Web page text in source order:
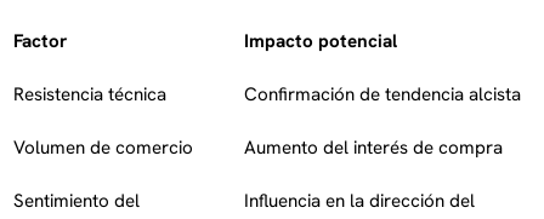
Factor Impacto potencial
Resistencia técnica Confirmación de tendencia alcista
Volumen de comercio Aumento del interés de compra
Sentimiento del
Influencia en la dirección del